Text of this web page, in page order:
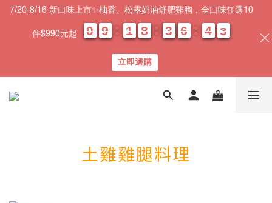
土雞雞腿料理
7/20-8/16 新口味上市✨柚香、松露奶油舒肥雞胸，全口味任選10
件$990元起 0
0
0
0 9
9
9
9 1
1
1
1 8
8
8
8 3
3
3
3 6
6
6
6 4
4
4
4 0
0
2
2
2
2
立即選購